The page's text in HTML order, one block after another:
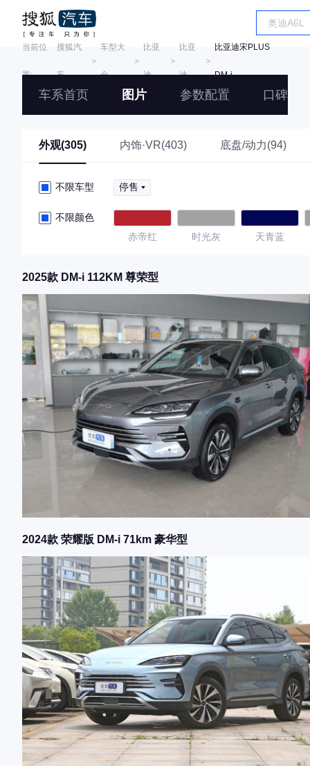
当前位
置:
搜狐汽
车
＞
车型大
全
＞
比亚
迪
＞
比亚
迪
＞
比亚迪宋PLUS
DM-i
车系首页 图片 参数配置 口碑
外观(305) 内饰·VR(403) 底盘/动力(94)
不限车型 停售
不限颜色
赤帝红
时光灰 天青蓝
2025款 DM-i 112KM 尊荣型
2024款 荣耀版 DM-i 71km 豪华型